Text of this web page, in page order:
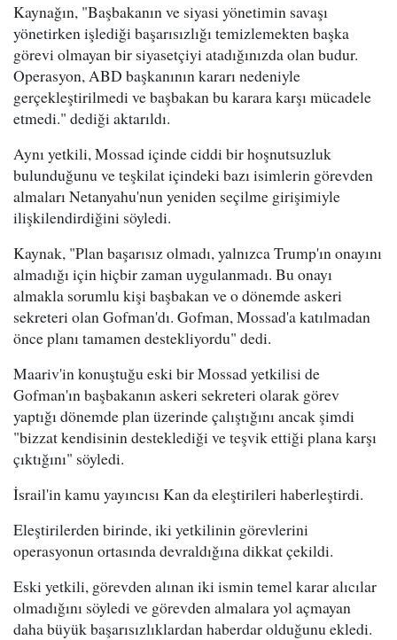
Kaynağın, "Başbakanın ve siyasi yönetimin savaşı
yönetirken işlediği başarısızlığı temizlemekten başka
görevi olmayan bir siyasetçiyi atadığınızda olan budur.
Operasyon, ABD başkanının kararı nedeniyle
gerçekleştirilmedi ve başbakan bu karara karşı mücadele
etmedi." dediği aktarıldı.
Aynı yetkili, Mossad içinde ciddi bir hoşnutsuzluk
bulunduğunu ve teşkilat içindeki bazı isimlerin görevden
almaları Netanyahu'nun yeniden seçilme girişimiyle
ilişkilendirdiğini söyledi.
Kaynak, "Plan başarısız olmadı, yalnızca Trump'ın onayını
almadığı için hiçbir zaman uygulanmadı. Bu onayı
almakla sorumlu kişi başbakan ve o dönemde askeri
sekreteri olan Gofman'dı. Gofman, Mossad'a katılmadan
önce planı tamamen destekliyordu" dedi.
Maariv'in konuştuğu eski bir Mossad yetkilisi de
Gofman'ın başbakanın askeri sekreteri olarak görev
yaptığı dönemde plan üzerinde çalıştığını ancak şimdi
"bizzat kendisinin desteklediği ve teşvik ettiği plana karşı
çıktığını" söyledi.
İsrail'in kamu yayıncısı Kan da eleştirileri haberleştirdi.
Eleştirilerden birinde, iki yetkilinin görevlerini
operasyonun ortasında devraldığına dikkat çekildi.
Eski yetkili, görevden alınan iki ismin temel karar alıcılar
olmadığını söyledi ve görevden almalara yol açmayan
daha büyük başarısızlıklardan haberdar olduğunu ekledi.